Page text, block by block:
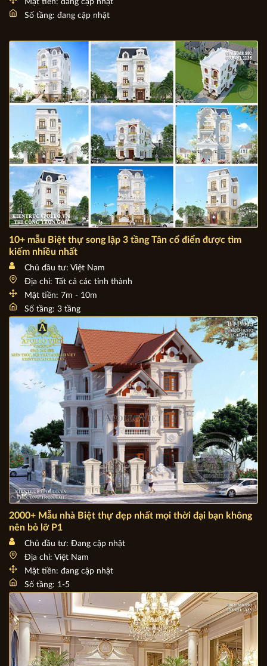
nhất 2022
Chủ đầu tư: Việt Nam
Mặt tiền: đang cập nhật
Số tầng: đang cập nhật
10+ mẫu Biệt thự song lập 3 tầng Tân cổ điển được tìm
kiếm nhiều nhất
Chủ đầu tư: Việt Nam
Địa chỉ: Tất cả các tỉnh thành
Mặt tiền: 7m - 10m
Số tầng: 3 tầng
2000+ Mẫu nhà Biệt thự đẹp nhất mọi thời đại bạn không
nên bỏ lỡ P1
Chủ đầu tư: Đang cập nhật
Địa chỉ: Việt Nam
Mặt tiền: đang cập nhật
Số tầng: 1-5